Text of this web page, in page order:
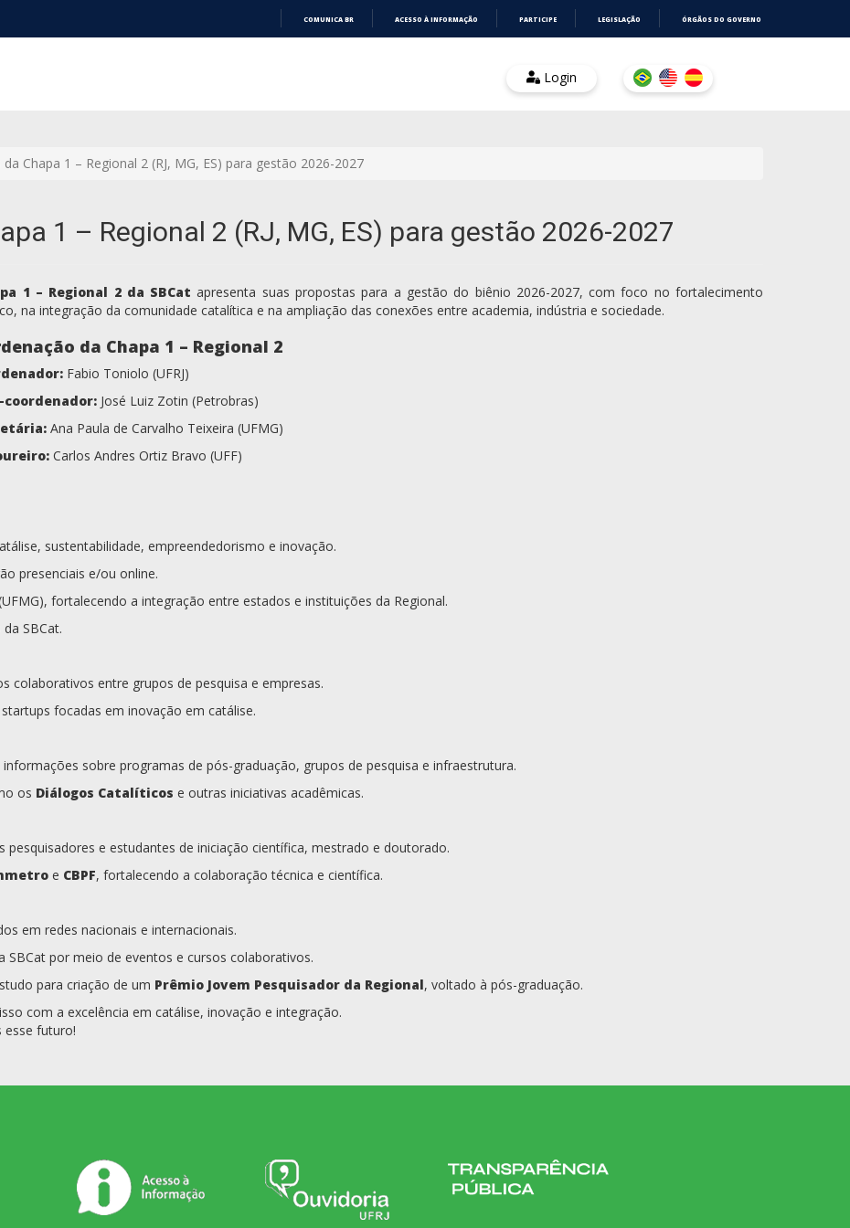
COMUNICA BR ACESSO À INFORMAÇÃO PARTICIPE LEGISLAÇÃO ÓRGÃOS DO GOVERNO
Login
Chapa 1 – Regional 2 (RJ, MG, ES) para gestão 2026-2027
1 – Regional 2 (RJ, MG, ES) para gestão 2026-2027
1 – Regional 2 da SBCat apresenta suas propostas para a gestão do biênio 2026-2027, com foco no fortalecimento
na integração da comunidade catalítica e na ampliação das conexões entre academia, indústria e sociedade.
da Chapa 1 – Regional 2
Fabio Toniolo (UFRJ)
coordenador: José Luiz Zotin (Petrobras)
Ana Paula de Carvalho Teixeira (UFMG)
Carlos Andres Ortiz Bravo (UFF)
sustentabilidade, empreendedorismo e inovação.
presenciais e/ou online.
fortalecendo a integração entre estados e instituições da Regional.
SBCat.
colaborativos entre grupos de pesquisa e empresas.
focadas em inovação em catálise.
informações sobre programas de pós-graduação, grupos de pesquisa e infraestrutura.
os Diálogos Catalíticos e outras iniciativas acadêmicas.
e estudantes de iniciação científica, mestrado e doutorado.
e CBPF, fortalecendo a colaboração técnica e científica.
em redes nacionais e internacionais.
por meio de eventos e cursos colaborativos.
para criação de um Prêmio Jovem Pesquisador da Regional, voltado à pós-graduação.
com a excelência em catálise, inovação e integração.
futuro!